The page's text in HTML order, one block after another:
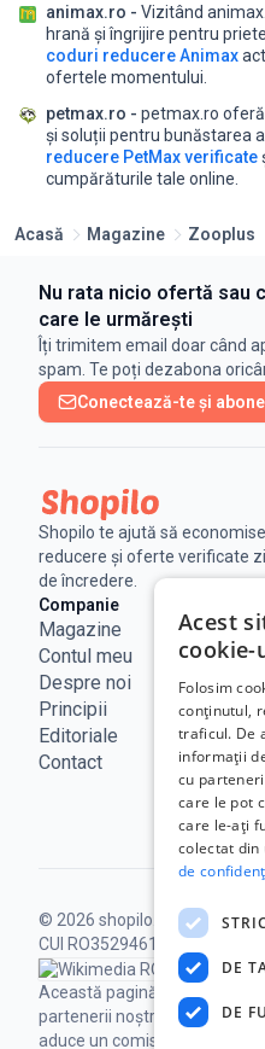
animax.ro - Vizitând
hrană și îngrijire pentru
coduri reducere Animax
ofertele momentului.
petmax.ro - petmax.ro
și soluții pentru bunăstarea
reducere PetMax verificate
cumpărăturile tale online.
Acasă Magazine Zooplus
Nu rata nicio ofertă sau
care le urmărești
Îți trimitem email doar când
spam. Te poți dezabona
Conectează-te și
Shopilo te ajută să
reducere și oferte verificate
de încredere.
Companie
Magazine
Contul meu
Despre noi
Principii
Editoriale
Contact
© 2026 shopilo.ro. Operat de
CUI RO35294618.
Toate
Această pagină poate conține
partenerii noștri, iar achizițiile
aduce un comision, fără
Acest
cookie-
Folosim
conținutul,
traficul. De
informații
cu
care le pot
care le-ați
colectat
de
DE
DE